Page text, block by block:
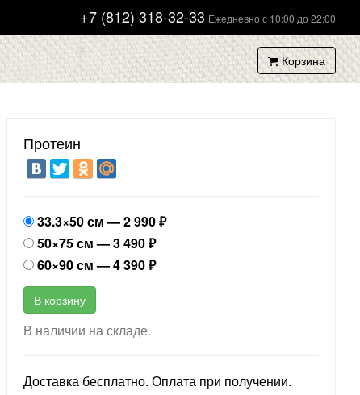
+7 (812) 318-32-33 Ежедневно с 10:00 до 22:00
Корзина
Протеин
33.3×50 см —2 990₽
50×75 см —3 490₽
60×90 см —4 390₽
В корзину
В наличии на складе.
Доставка бесплатно. Оплата при получении.